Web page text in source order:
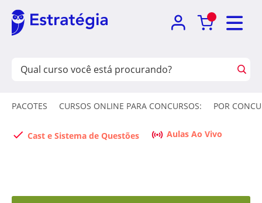
PACOTES CURSOS ONLINE PARA CONCURSOS: POR
Cast e Sistema de Questões Aulas Ao Vivo